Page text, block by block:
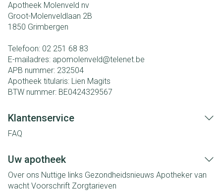
Apotheek Molenveld nv
Groot-Molenveldlaan 2B
1850 Grimbergen
Telefoon: 02 251 68 83
E-mailadres: apomolenveld@telenet.be
APB nummer: 232504
Apotheek titularis: Lien Magits
BTW nummer: BE0424329567
Klantenservice
FAQ
Uw apotheek
Over ons Nuttige links Gezondheidsnieuws Apotheker van
wacht Voorschrift Zorgtarieven